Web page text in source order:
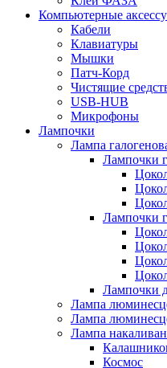
Компьютерные
Кабели
Клавиатуры
Мышки
Патч-Корд
Чистящие
USB-HUB
Микрофоны
Лампочки
Лампа
Лампочки
Лампочки
Лампочки
Лампа
Лампа
Лампа
Космос